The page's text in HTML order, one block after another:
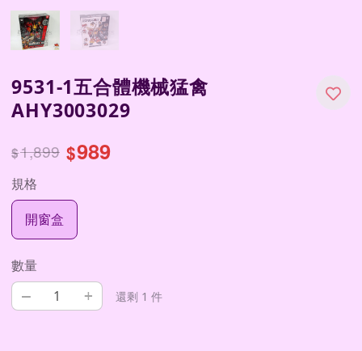
9531-1五合體機械猛禽
AHY3003029
$1,899 $989
規格
開窗盒
數量
– + 還剩 1 件